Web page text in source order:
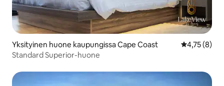
Yksityinen huone kaupungissa Cape Coast
4,75 (8)
Standard Superior-huone